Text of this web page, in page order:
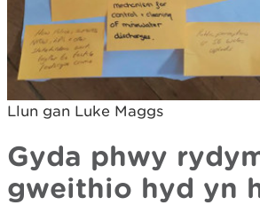
Llun gan Luke Maggs
Gyda phwy
gweithio hyd yn